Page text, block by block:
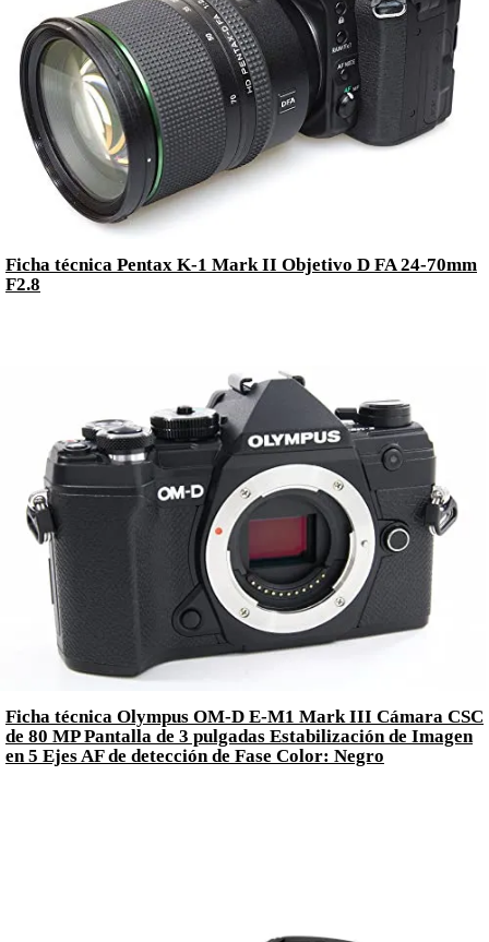
Ficha técnica Pentax K-1 Mark II Objetivo D FA 24-70mm
F2.8
Ficha técnica Olympus OM-D E-M1 Mark III Cámara CSC
de 80 MP Pantalla de 3 pulgadas Estabilización de Imagen
en 5 Ejes AF de detección de Fase Color: Negro